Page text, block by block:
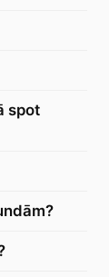
spot